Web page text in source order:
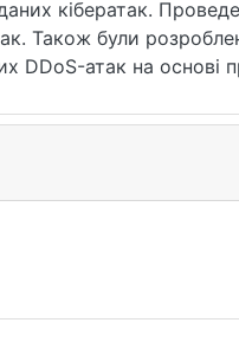
кібератак.
Також були
DDoS-атак на основі